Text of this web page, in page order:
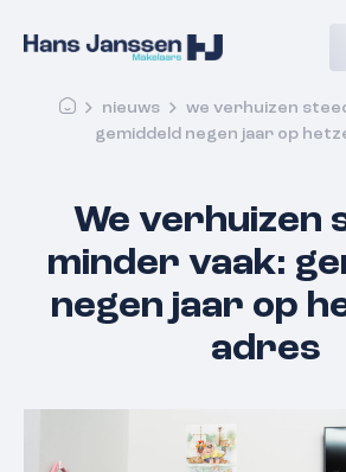
nieuws
we verhuizen
gemiddeld negen jaar op
We verhuizen
minder vaak:
negen jaar op
adres